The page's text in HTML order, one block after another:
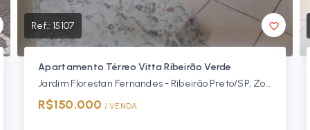
Ref.: 15107
Apartamento Térreo Vitta Ribeirão Verde
Jardim Florestan Fernandes - Ribeirão Preto/SP, Zona Leste
R$150.000 / VENDA